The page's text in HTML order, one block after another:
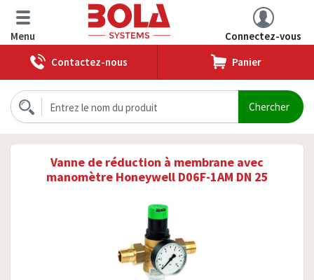
Menu
Connectez-vous
Contactez-nous
Panier
Vanne de réduction à membrane avec
manomètre Honeywell D06F-1AM DN 25